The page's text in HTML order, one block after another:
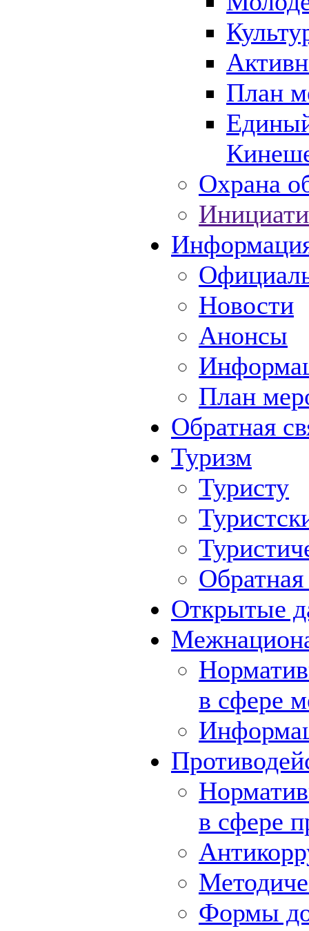
План
Охрана
Новости
Анонсы
План
Обратная
Туризм
Туристу
Обратная
Открытые
в сфере
в сфере
Формы